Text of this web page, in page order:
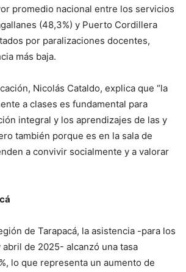
promedio nacional entre los servicios
(48,3%) y Puerto Cordillera
por paralizaciones docentes,
más baja.
Nicolás Cataldo, explica que “la
a clases es fundamental para
integral y los aprendizajes de las y
también porque es en la sala de
a convivir socialmente y a valorar
de Tarapacá, la asistencia -para los
de 2025- alcanzó una tasa
lo que representa un aumento de